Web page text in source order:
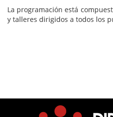
La programación está
y talleres dirigidos a todos los